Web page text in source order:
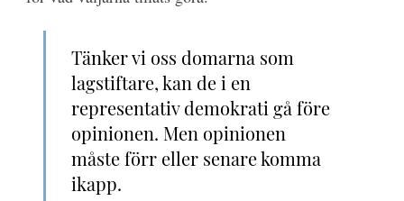
Tänker vi oss domarna som
lagstiftare, kan de i en
representativ demokrati gå före
opinionen. Men opinionen
måste förr eller senare komma
ikapp.